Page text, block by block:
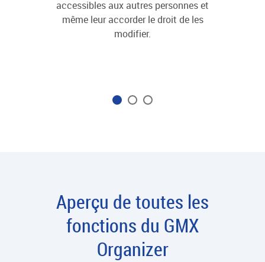
accessibles aux autres personnes et
même leur accorder le droit de les
modifier.
Aperçu de toutes les
fonctions du GMX
Organizer